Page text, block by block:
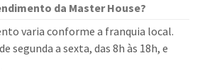
da Master House?
varia conforme a franquia local.
segunda a sexta, das 8h às 18h, e